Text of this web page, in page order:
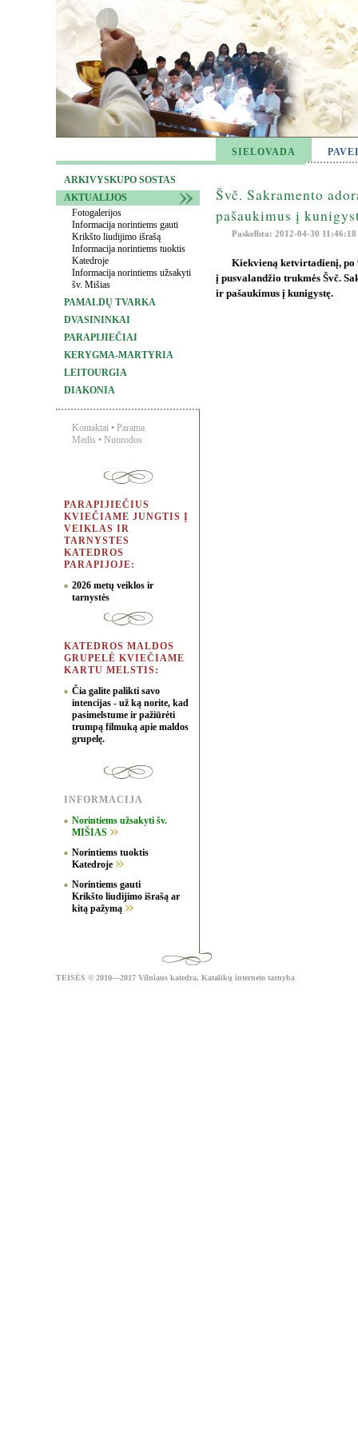
SIELOVADA
ARKIVYSKUPO SOSTAS
AKTUALIJOS
Fotogalerijos
Informacija norintiems gauti
Krikšto liudijimo išrašą
Informacija norintiems tuoktis
Katedroje
Informacija norintiems užsakyti
šv. Mišias
PAMALDŲ TVARKA
DVASININKAI
PARAPIJIEČIAI
KERYGMA-MARTYRIA
LEITOURGIA
DIAKONIA
Kontaktai • Parama
Medis • Nuorodos
PARAPIJIEČIUS
KVIEČIAME JUNGTIS Į
VEIKLAS IR
TARNYSTES
KATEDROS
PARAPIJOJE:
2026 metų veiklos ir
tarnystės
KATEDROS MALDOS
GRUPELĖ KVIEČIAME
KARTU MELSTIS:
Čia galite palikti savo
intencijas - už ką norite, kad
pasimelstume ir pažiūrėti
trumpą filmuką apie maldos
grupelę.
INFORMACIJA
Norintiems užsakyti šv.
MIŠIAS
Norintiems tuoktis
Katedroje
Norintiems gauti
Krikšto liudijimo išrašą ar
kitą pažymą
Švč. Sakramento
pašaukimus į
Paskelbta: 2012-04-30 11:46:18
Kiekvieną ketvirtadienį, po
į pusvalandžio trukmės Švč.
ir pašaukimus į kunigystę.
TEISĖS © 2010—2017 Vilniaus katedra, Katalikų interneto tarnyba